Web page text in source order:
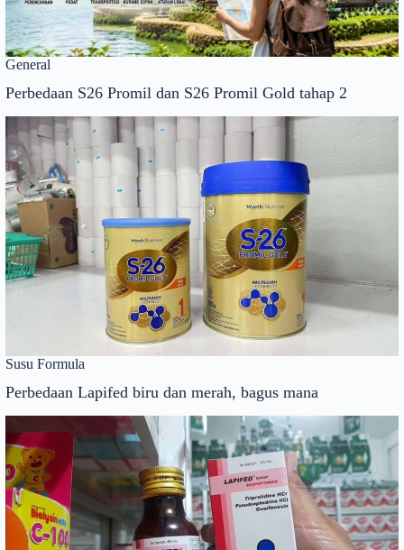
General
Perbedaan S26 Promil dan S26 Promil Gold tahap 2
Susu Formula
Perbedaan Lapifed biru dan merah, bagus mana